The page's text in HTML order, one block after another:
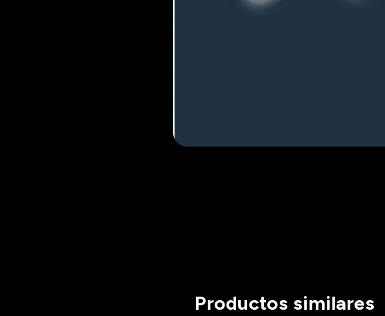
Productos similares